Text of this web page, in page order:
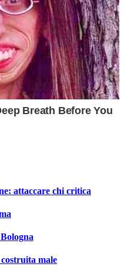
attaccare chi critica
male